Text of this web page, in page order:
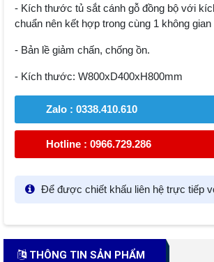
- Kích thước tủ sắt cánh gỗ đồng bộ với
chuẩn nên kết hợp trong cùng 1 không gian
- Bản lề giảm chấn, chống ồn.
- Kích thước: W800xD400xH800mm
Zalo : 0338.410.610
Hotline : 0966.729.286
Để được chiết khấu liên hệ trực tiếp
THÔNG TIN SẢN PHẨM